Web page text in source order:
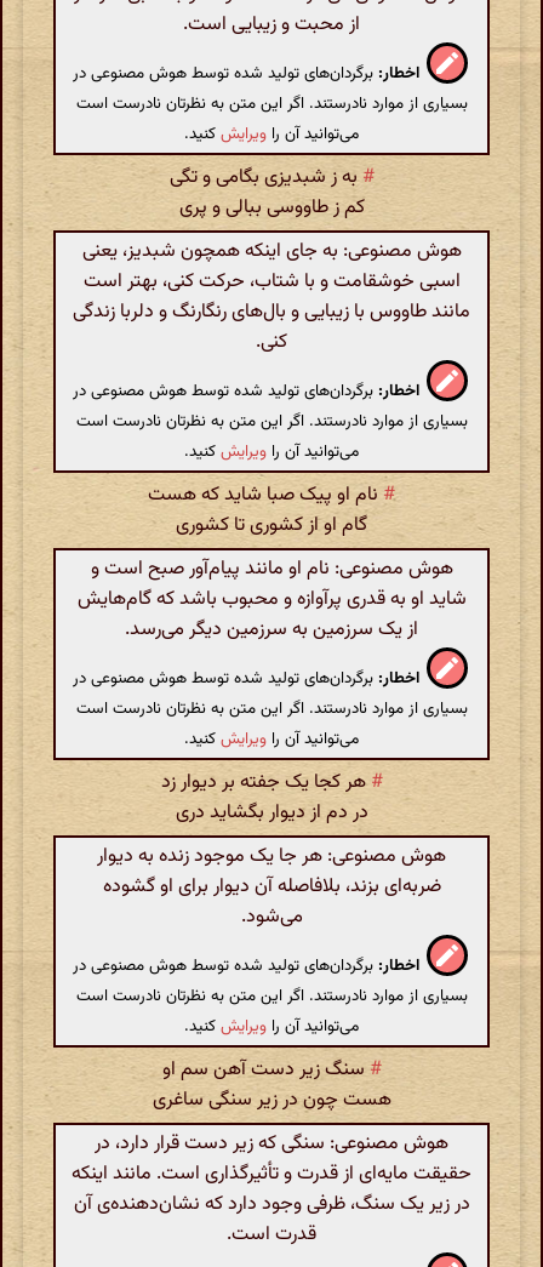
از محبت و زیبایی است.
اخطار: برگردان‌های تولید شده توسط هوش مصنوعی در
بسیاری از موارد نادرستند. اگر این متن به نظرتان نادرست است
می‌توانید آن را ویرایشکنید.
#به ز شبدیزی بگامی و تگی
کم ز طاووسی ببالی و پری
هوش مصنوعی: به جای اینکه همچون شبدیز، یعنی
اسبی خوشقامت و با شتاب، حرکت کنی، بهتر است
مانند طاووس با زیبایی و بال‌های رنگارنگ و دلربا زندگی
کنی.
اخطار: برگردان‌های تولید شده توسط هوش مصنوعی در
بسیاری از موارد نادرستند. اگر این متن به نظرتان نادرست است
می‌توانید آن را ویرایشکنید.
# نام او پیک صبا شاید که هست
گام او از کشوری تا کشوری
هوش مصنوعی: نام او مانند پیام‌آور صبح است و
شاید او به قدری پرآوازه و محبوب باشد که گام‌هایش
از یک سرزمین به سرزمین دیگر می‌رسد.
اخطار: برگردان‌های تولید شده توسط هوش مصنوعی در
بسیاری از موارد نادرستند. اگر این متن به نظرتان نادرست است
می‌توانید آن را ویرایشکنید.
#هر کجا یک جفته بر دیوار زد
در دم از دیوار بگشاید دری
هوش مصنوعی: هر جا یک موجود زنده به دیوار
ضربه‌ای بزند، بلافاصله آن دیوار برای او گشوده
می‌شود.
اخطار: برگردان‌های تولید شده توسط هوش مصنوعی در
بسیاری از موارد نادرستند. اگر این متن به نظرتان نادرست است
می‌توانید آن را ویرایشکنید.
# سنگ زیر دست آهن سم او
هست چون در زیر سنگی ساغری
هوش مصنوعی: سنگی که زیر دست قرار دارد، در
حقیقت مایه‌ای از قدرت و تأثیرگذاری است. مانند اینکه
در زیر یک سنگ، ظرفی وجود دارد که نشان‌دهنده‌ی آن
قدرت است.